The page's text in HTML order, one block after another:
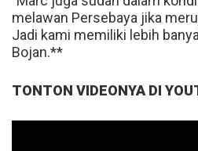
melawan Persebaya jika
Jadi kami memiliki lebih
Bojan.**
TONTON VIDEONYA DI